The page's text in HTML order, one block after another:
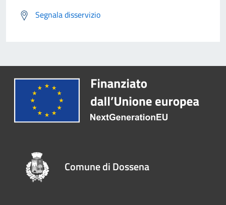
Segnala disservizio
Comune di Dossena